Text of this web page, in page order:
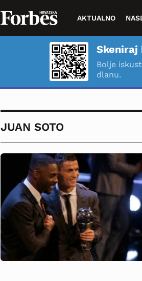
AKTUALNO
Skeniraj
Bolje
dlanu.
JUAN SOTO